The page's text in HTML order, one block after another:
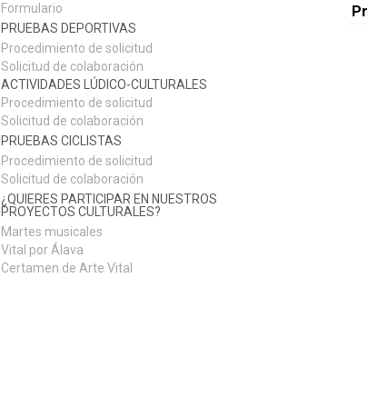
Formulario
PRUEBAS DEPORTIVAS
Procedimiento de solicitud
Solicitud de colaboración
ACTIVIDADES LÚDICO-CULTURALES
Procedimiento de solicitud
Solicitud de colaboración
PRUEBAS CICLISTAS
Procedimiento de solicitud
Solicitud de colaboración
¿QUIERES PARTICIPAR EN NUESTROS
PROYECTOS CULTURALES?
Martes musicales
Vital por Álava
Certamen de Arte Vital